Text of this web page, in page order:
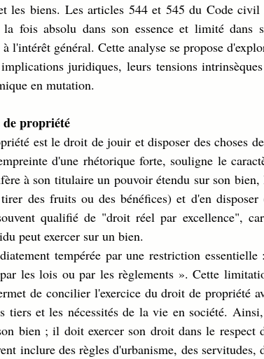
les biens. Les articles 544 et 545 du Code civil
fois absolu dans son essence et limité dans
l'intérêt général. Cette analyse se propose
juridiques, leurs tensions
en mutation.
propriété
est le droit de jouir et disposer des choses
d'une rhétorique forte, souligne le
à son titulaire un pouvoir étendu sur son
des fruits ou des bénéfices) et d'en disposer
qualifié de "droit réel par excellence",
peut exercer sur un bien.
tempérée par une restriction essentielle
les lois ou par les règlements ». Cette
de concilier l'exercice du droit de propriété
tiers et les nécessités de la vie en société.
bien ; il doit exercer son droit dans le respect
inclure des règles d'urbanisme, des servitudes,